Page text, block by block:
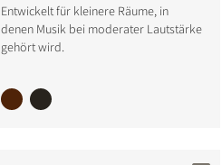
Entwickelt für kleinere Räume, in
denen Musik bei moderater Lautstärke
gehört wird.